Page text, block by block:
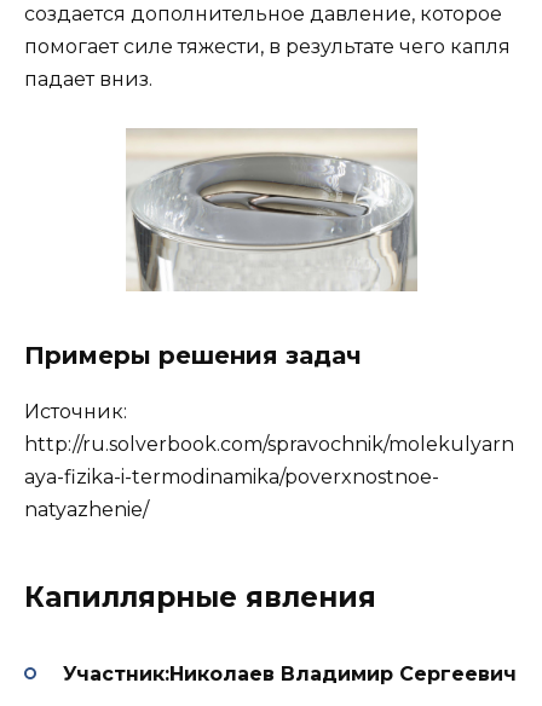
создается дополнительное давление, которое
помогает силе тяжести, в результате чего капля
падает вниз.
Примеры решения задач
Источник:
http://ru.solverbook.com/spravochnik/molekulyarn
aya-fizika-i-termodinamika/poverxnostnoe-
natyazhenie/
Капиллярные явления
Участник:Николаев Владимир Сергеевич